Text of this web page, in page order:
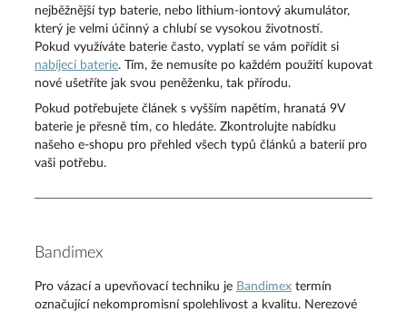
nejběžnější typ baterie, nebo lithium-iontový akumulátor,
který je velmi účinný a chlubí se vysokou životností.
Pokud využíváte baterie často, vyplatí se vám pořídit si
nabíjecí baterie. Tím, že nemusíte po každém použití kupovat
nové ušetříte jak svou peněženku, tak přírodu.
Pokud potřebujete článek s vyšším napětím, hranatá 9V
baterie je přesně tím, co hledáte. Zkontrolujte nabídku
našeho e-shopu pro přehled všech typů článků a baterií pro
vaši potřebu.
Bandimex
Pro vázací a upevňovací techniku je Bandimex termín
označující nekompromisní spolehlivost a kvalitu. Nerezové